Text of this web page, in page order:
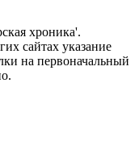
хроника'.
сайтах указание
на первоначальный